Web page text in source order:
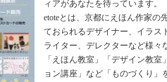
ィアがあなたを待っています。
etoteとは、京都にえほん作家の
ておられるデザイナー、イラス
ライター、デレクターなど様々
「えほん教室」「デザイン教
ョン講座」など「ものづくり」